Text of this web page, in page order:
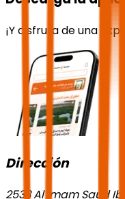
¡Y disfruta de una
Dirección
2533 Al Imam Saud